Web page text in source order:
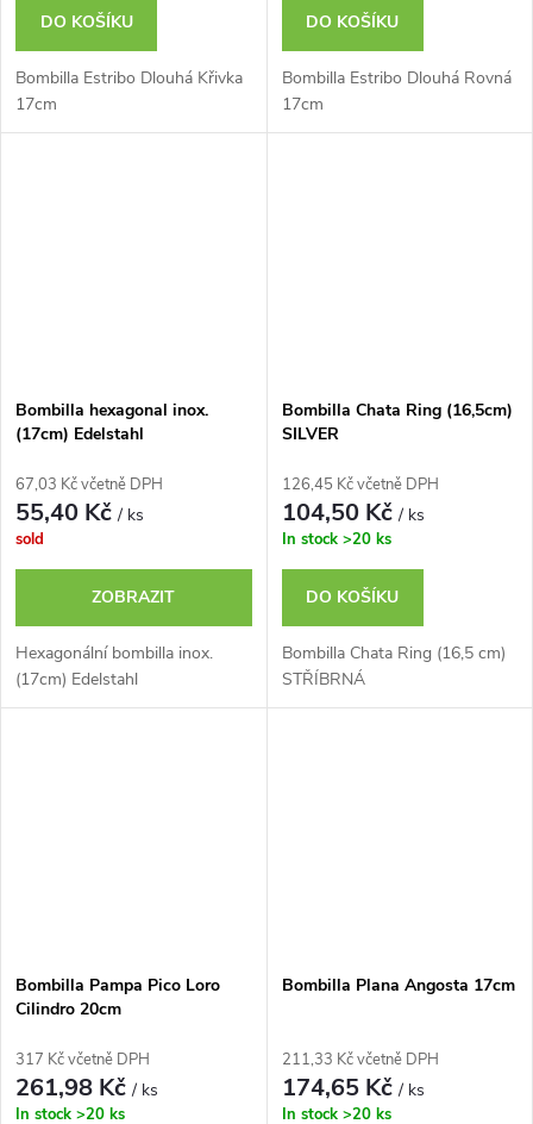
DO KOŠÍKU
Bombilla Estribo Dlouhá Křivka
17cm
DO KOŠÍKU
Bombilla Estribo Dlouhá Rovná
17cm
Bombilla hexagonal inox.
(17cm) Edelstahl
67,03 Kč včetně DPH
55,40 Kč/ ks
sold
ZOBRAZIT
Hexagonální bombilla inox.
(17cm) Edelstahl
Bombilla Chata Ring (16,5cm)
SILVER
126,45 Kč včetně DPH
104,50 Kč/ ks
In stock >20 ks
DO KOŠÍKU
Bombilla Chata Ring (16,5 cm)
STŘÍBRNÁ
Bombilla Pampa Pico Loro
Cilindro 20cm
317 Kč včetně DPH
261,98 Kč/ ks
In stock >20 ks
Bombilla Plana Angosta 17cm
211,33 Kč včetně DPH
174,65 Kč/ ks
In stock >20 ks